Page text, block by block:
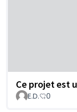
Ce projet est
E.D. 0